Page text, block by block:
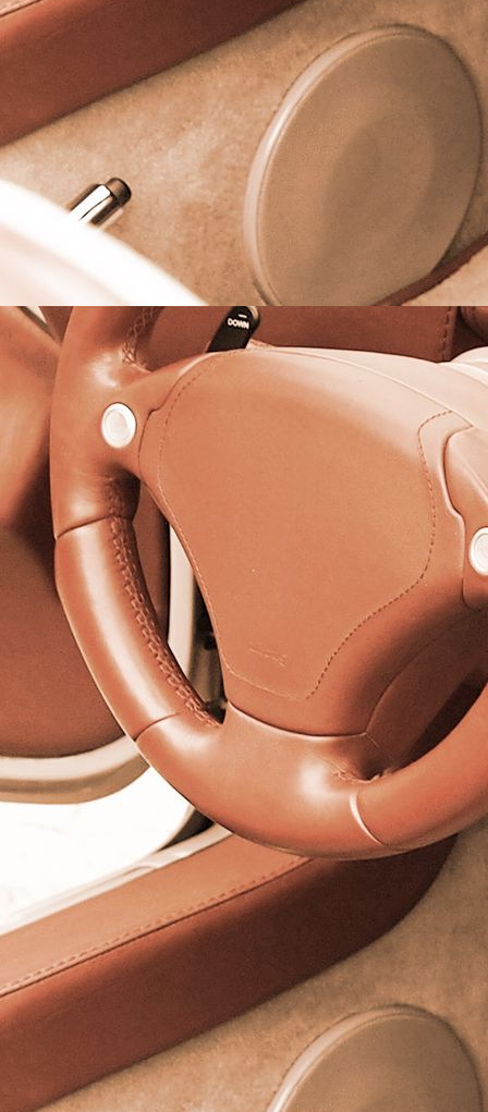
Porschelenkrad, Alcantara mit Markierung
77aSitzbank mit Stick, gekappten Kedern und Ziernähten